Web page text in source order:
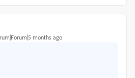
months ago